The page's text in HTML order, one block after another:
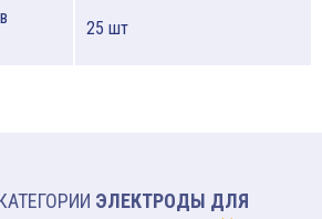
25 шт
ЭЛЕКТРОДЫ ДЛЯ